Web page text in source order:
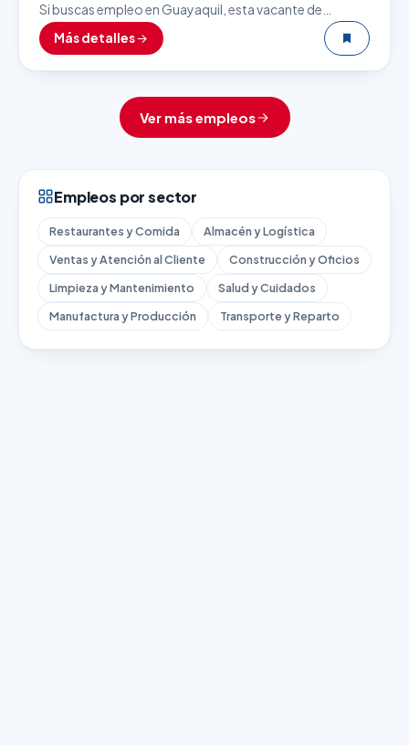
Si buscas empleo en Guayaquil, esta vacante de
Bartender puede ser una excelente oportunidad. El
sector gastronómico es uno de los que más empleo…
Más detalles
Ver más empleos
Empleos por sector
Restaurantes y Comida
Almacén y Logística
Ventas y Atención al Cliente
Construcción y Oficios
Limpieza y Mantenimiento
Salud y Cuidados
Manufactura y Producción
Transporte y Reparto